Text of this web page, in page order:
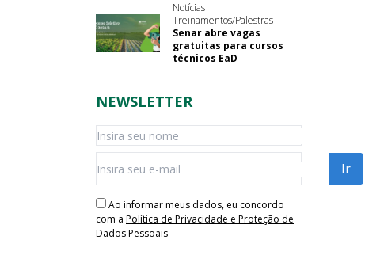
Notícias
Treinamentos/Palestras
Senar abre vagas
gratuitas para cursos
técnicos EaD
NEWSLETTER
Ao informar meus dados, eu concordo
com a Política de Privacidade e Proteção de
Dados Pessoais